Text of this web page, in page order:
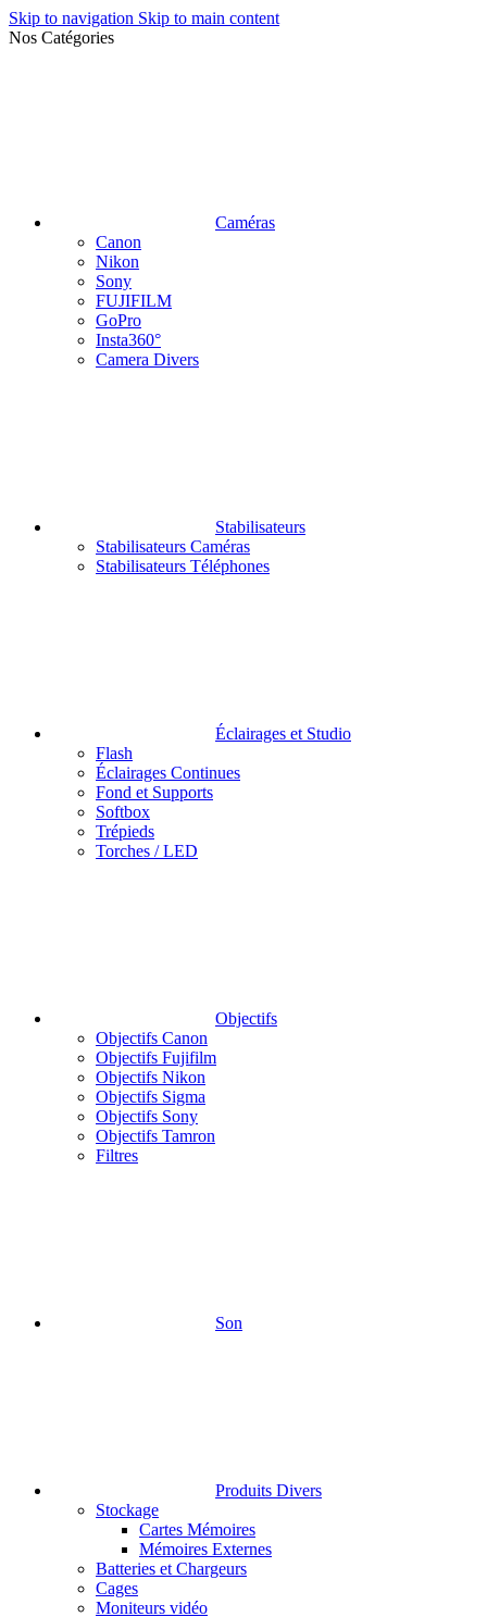
Skip to navigation Skip to main content
Nos Catégories
Caméras
Canon
Nikon
Sony
FUJIFILM
GoPro
Insta360°
Camera Divers
Stabilisateurs
Stabilisateurs Caméras
Stabilisateurs Téléphones
Éclairages et Studio
Flash
Éclairages Continues
Fond et Supports
Softbox
Trépieds
Torches / LED
Objectifs
Objectifs Canon
Objectifs Fujifilm
Objectifs Nikon
Objectifs Sigma
Objectifs Sony
Objectifs Tamron
Filtres
Son
Produits Divers
Stockage
Cartes Mémoires
Mémoires Externes
Batteries et Chargeurs
Cages
Moniteurs vidéo